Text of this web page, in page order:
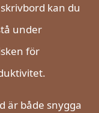
kan du
under
för
är både snygga